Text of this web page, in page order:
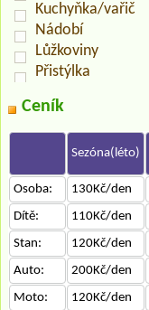
Kuchyňka/vařič
Nádobí
Lůžkoviny
Přistýlka
Ceník
Sezóna(léto)
Osoba:
130Kč/den
Dítě:
110Kč/den
Stan:
120Kč/den
Auto:
200Kč/den
Moto:
120Kč/den